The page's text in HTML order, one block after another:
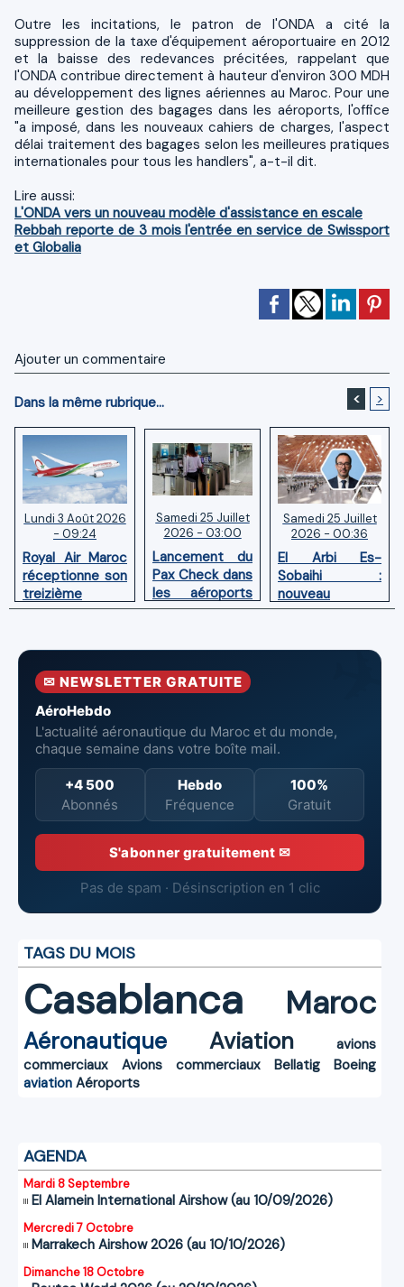
Outre les incitations, le patron de l'ONDA a cité la
suppression de la taxe d'équipement aéroportuaire en 2012
et la baisse des redevances précitées, rappelant que
l'ONDA contribue directement à hauteur d'environ 300 MDH
au développement des lignes aériennes au Maroc. Pour une
meilleure gestion des bagages dans les aéroports, l'office
"a imposé, dans les nouveaux cahiers de charges, l'aspect
délai traitement des bagages selon les meilleures pratiques
internationales pour tous les handlers", a-t-il dit.
Lire aussi:
L'ONDA vers un nouveau modèle d'assistance en escale
Rebbah reporte de 3 mois l'entrée en service de Swissport
et Globalia
Ajouter un commentaire
Dans la même rubrique... < >
Lundi 3 Août 2026
- 09:24
Royal Air Maroc
réceptionne son
treizième
Boeing 787
Samedi 25 Juillet
2026 - 03:00
Lancement du
Pax Check dans
les aéroports
du Maroc
Samedi 25 Juillet
2026 - 00:36
El Arbi Es-
Sobaihi :
nouveau
directeur à la
l’Aéroport
Mohammed V
✉ NEWSLETTER GRATUITE
AéroHebdo
L'actualité aéronautique du Maroc et du monde,
chaque semaine dans votre boîte mail.
+4 500
Abonnés
Hebdo
Fréquence
100%
Gratuit
S'abonner gratuitement ✉
Pas de spam · Désinscription en 1 clic
TAGS DU MOIS
Casablanca Maroc
Aéronautique Aviation
avions
commerciaux
Avions commerciaux Bellatig
Boeing
aviation Aéroports
AGENDA
Mardi 8 Septembre
El Alamein International Airshow (au 10/09/2026)
Mercredi 7 Octobre
Marrakech Airshow 2026 (au 10/10/2026)
Dimanche 18 Octobre